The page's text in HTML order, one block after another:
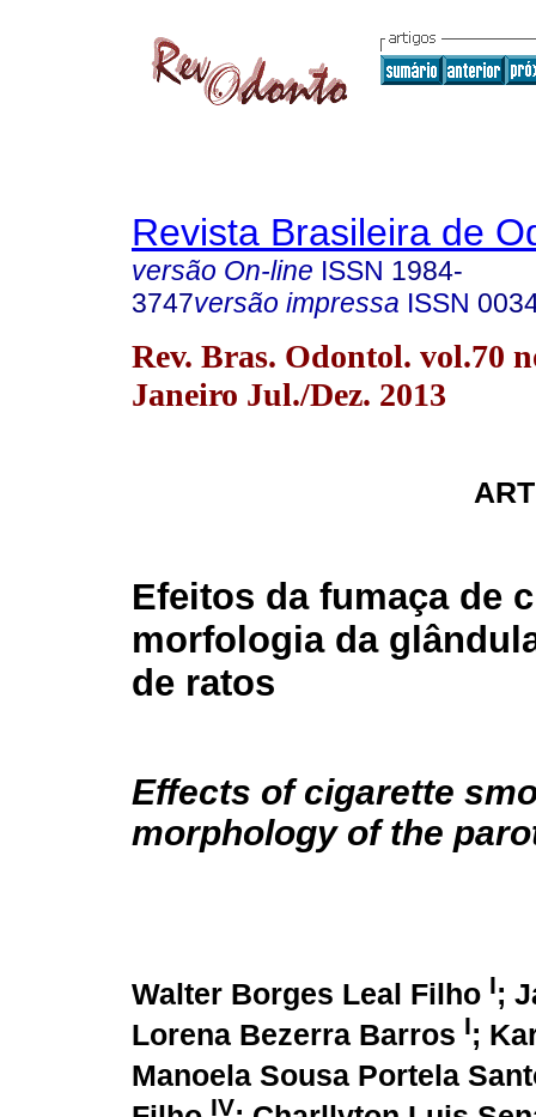
Revista Brasileira de
versão On-line ISSN 1984-
3747versão impressa ISSN
Rev. Bras. Odontol. vol.70
Janeiro Jul./Dez. 2013
Efeitos da fumaça de
morfologia da
de ratos
Effects of cigarette
morphology of the
Walter Borges Leal Filho I;
Lorena Bezerra Barros I;
Manoela Sousa Portela
IV